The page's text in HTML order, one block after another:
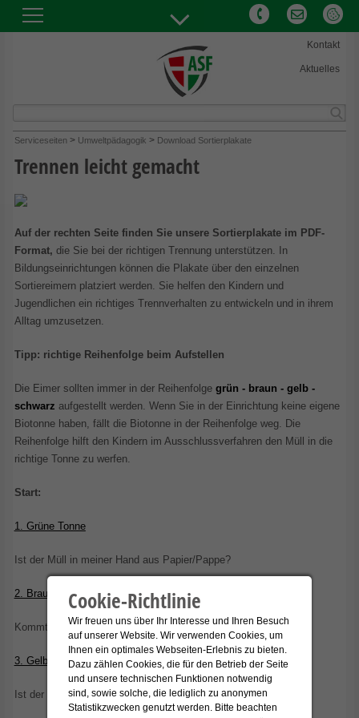
Abfallwirtschaft und Stadtreinigung Freiburg GmbH
79108 Freiburg
Telefon:
Kontakt
Aktuelles
Serviceseiten > Umweltpädagogik > Download Sortierplakate
Trennen leicht gemacht
Auf der rechten Seite finden Sie unsere Sortierplakate im PDF-
Format, die Sie bei der richtigen Trennung unterstützen. In
Bildungseinrichtungen können die Plakate über den einzelnen
Sortiereimern platziert werden. Sie helfen den Kindern und
Jugendlichen ein richtiges Trennverhalten zu entwickeln und in ihrem
Alltag umzusetzen.
Tipp: richtige Reihenfolge beim Aufstellen
Die Eimer sollten immer in der Reihenfolge grün - braun - gelb -
schwarz aufgestellt werden. Wenn Sie in der Einrichtung keine eigene
Biotonne haben, fällt die Biotonne in der Reihenfolge weg. Die
Reihenfolge hilft den Kindern im Ausschlussverfahren den Müll in die
richtige Tonne zu werfen.
Start:
1. Grüne Tonne
Ist der Müll in meiner Hand aus Papier/Pappe?
2. Braune Tonne
Kommt der Müll in meiner Hand aus der Natur?
3. Gelbe Tonne
Ist der Müll in meiner Hand eine Verpackung?
Cookie-Richtlinie
Wir freuen uns über Ihr Interesse und Ihren Besuch
auf unserer Website. Wir verwenden Cookies, um
Ihnen ein optimales Webseiten-Erlebnis zu bieten.
Dazu zählen Cookies, die für den Betrieb der Seite
und unsere technischen Funktionen notwendig
sind, sowie solche, die lediglich zu anonymen
Statistikzwecken genutzt werden. Bitte beachten